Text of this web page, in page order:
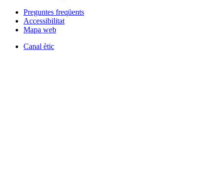
Preguntes freqüents
Accessibilitat
Mapa web
Canal ètic